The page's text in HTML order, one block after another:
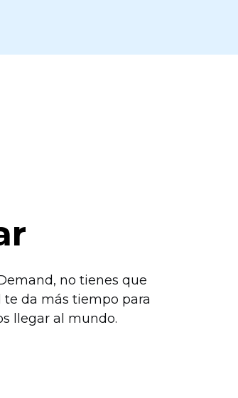
no tienes que
da más tiempo para
llegar al mundo.